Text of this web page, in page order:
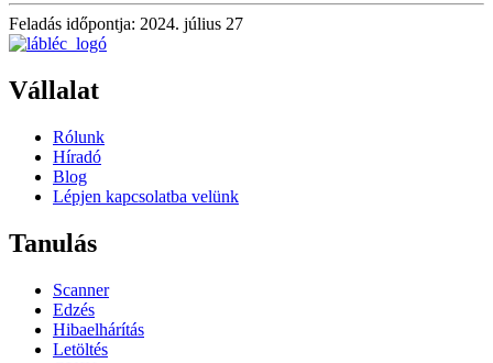
Feladás időpontja: 2024. július 27
Vállalat
Rólunk
Híradó
Blog
Lépjen kapcsolatba velünk
Tanulás
Scanner
Edzés
Hibaelhárítás
Letöltés